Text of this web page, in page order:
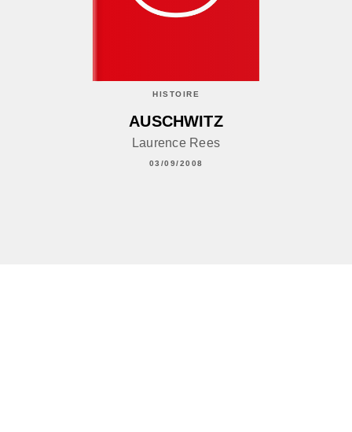
HISTOIRE
AUSCHWITZ
Laurence Rees
03/09/2008